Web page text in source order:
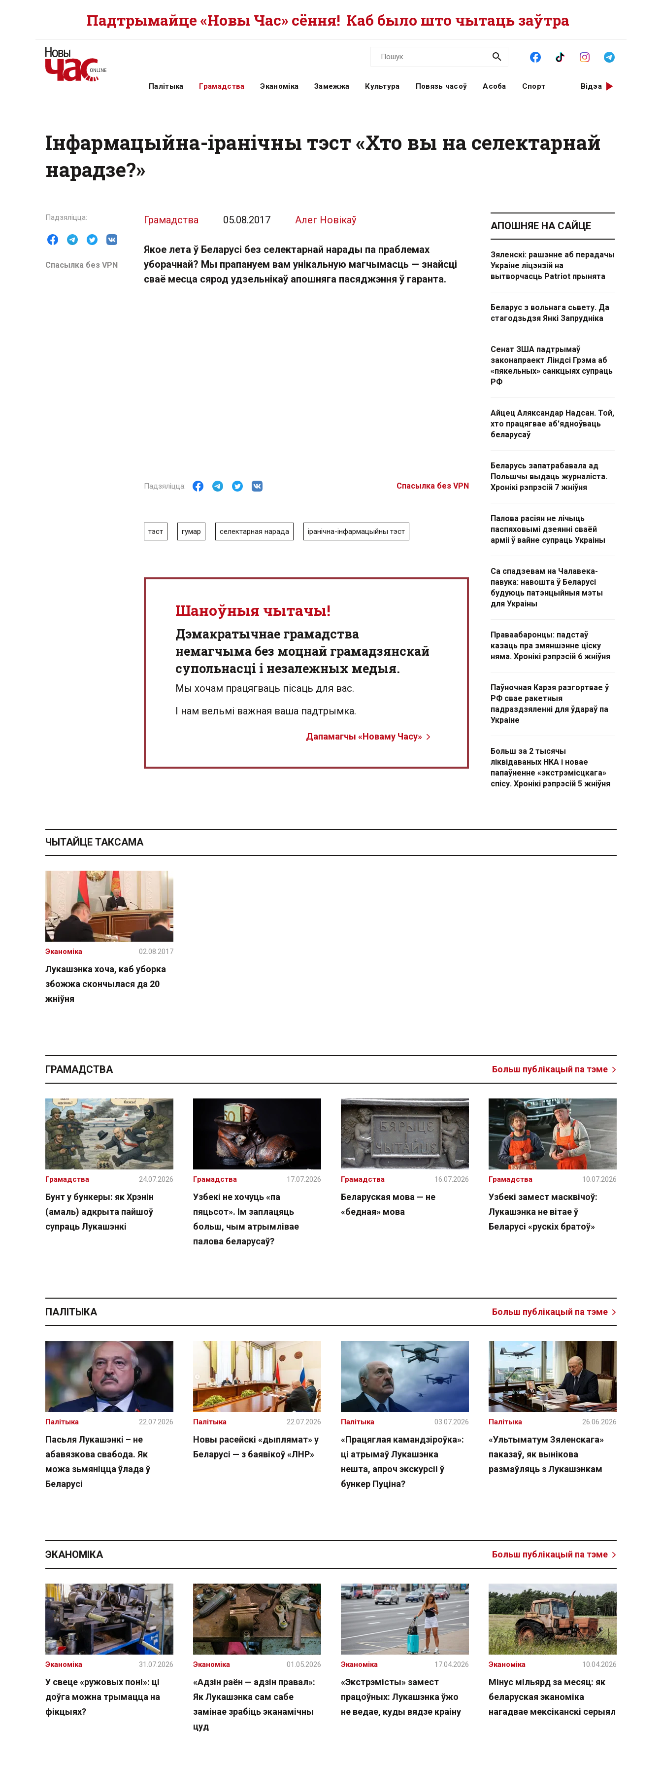
Падтрымайце «Новы Час» сёння! Каб было што чытаць заўтра
Палітыка Грамадства Эканоміка Замежжа Культура Повязь часоў Асоба Спорт Відэа
Інфармацыйна-іранічны тэст «Хто вы на селектарнай
нарадзе?»
Спасылка без VPN
Грамадства 05.08.2017 Алег Новікаў
Якое лета ў Беларусі без селектарнай нарады па праблемах
уборачнай? Мы прапануем вам унікальную магчымасць — знайсці
сваё месца сярод удзельнікаў апошняга пасяджэння ў гаранта.
Спасылка без VPN
тэст гумар селектарная нарада іранічна-інфармацыйны тэст
Шаноўныя чытачы!
Дэмакратычнае грамадства
немагчыма без моцнай грамадзянскай
супольнасці і незалежных медыя.
Мы хочам працягваць пісаць для вас.
І нам вельмі важная ваша падтрымка.
Дапамагчы «Новаму Часу»
АПОШНЯЕ НА САЙЦЕ
Зяленскі: рашэнне аб перадачы
Украіне ліцэнзій на
вытворчасць Patriot прынята
Беларус з вольнага сьвету. Да
стагодзьдзя Янкі Запрудніка
Сенат ЗША падтрымаў
законапраект Ліндсі Грэма аб
«пякельных» санкцыях супраць
РФ
Айцец Аляксандар Надсан. Той,
хто працягвае аб'ядноўваць
беларусаў
Беларусь запатрабавала ад
Польшчы выдаць журналіста.
Хронікі рэпрэсій 7 жніўня
Палова расіян не лічыць
паспяховымі дзеянні сваёй
арміі ў вайне супраць Украіны
Са спадзевам на Чалавека-
павука: навошта ў Беларусі
будуюць патэнцыйныя мэты
для Украіны
Праваабаронцы: падстаў
казаць пра змяншэнне ціску
няма. Хронікі рэпрэсій 6 жніўня
Паўночная Карэя разгортвае ў
РФ свае ракетныя
падраздзяленні для ўдараў па
Украіне
Больш за 2 тысячы
ліквідаваных НКА і новае
папаўненне «экстрэмісцкага»
спісу. Хронікі рэпрэсій 5 жніўня
ЧЫТАЙЦЕ ТАКСАМА
Лукашэнка хоча, каб уборка
збожжа скончылася да 20
жніўня
Эканоміка 02.08.2017
ГРАМАДСТВА Больш публікацый па тэме
Бунт у бункеры: як Хрэнін
(амаль) адкрыта пайшоў
супраць Лукашэнкі
Грамадства 24.07.2026
Узбекі не хочуць «па
пяцьсот». Ім заплацяць
больш, чым атрымлівае
палова беларусаў?
Грамадства 17.07.2026
Беларуская мова — не
«бедная» мова
Грамадства 16.07.2026
Узбекі замест масквічоў:
Лукашэнка не вітае ў
Беларусі «рускіх братоў»
Грамадства 10.07.2026
ПАЛІТЫКА Больш публікацый па тэме
Пасьля Лукашэнкі – не
абавязкова свабода. Як
можа зьмяніцца ўлада ў
Беларусі
Палітыка 22.07.2026
Новы расейскі «дыплямат» у
Беларусі — з баявікоў «ЛНР»
Палітыка 22.07.2026
«Працяглая камандзіроўка»:
ці атрымаў Лукашэнка
нешта, апроч экскурсіі ў
бункер Пуціна?
Палітыка 03.07.2026
«Ультыматум Зяленскага»
паказаў, як вынікова
размаўляць з Лукашэнкам
Палітыка 26.06.2026
ЭКАНОМІКА Больш публікацый па тэме
У свеце «ружовых поні»: ці
доўга можна трымацца на
фікцыях?
Эканоміка 31.07.2026
«Адзін раён — адзін правал»:
Як Лукашэнка сам сабе
замінае зрабіць эканамічны
цуд
Эканоміка 01.05.2026
«Экстрэмісты» замест
працоўных: Лукашэнка ўжо
не ведае, куды вядзе краіну
Эканоміка 17.04.2026
Мінус мільярд за месяц: як
беларуская эканоміка
нагадвае мексіканскі серыял
Эканоміка 10.04.2026